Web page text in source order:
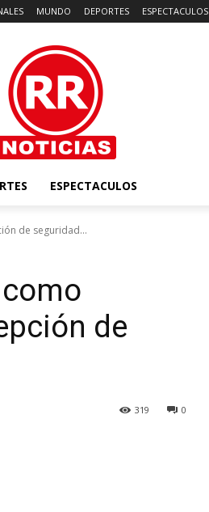
MUNDO DEPORTES ESPECTACULOS
ESPECTACULOS
de seguridad...
de
0
319